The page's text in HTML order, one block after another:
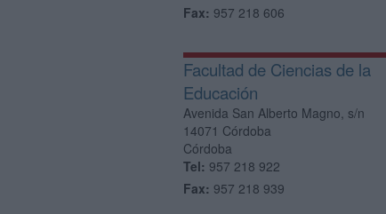
Fax: 957 218 606
Facultad de Ciencias de la
Educación
Avenida San Alberto Magno, s/n
14071 Córdoba
Córdoba
Tel: 957 218 922
Fax: 957 218 939